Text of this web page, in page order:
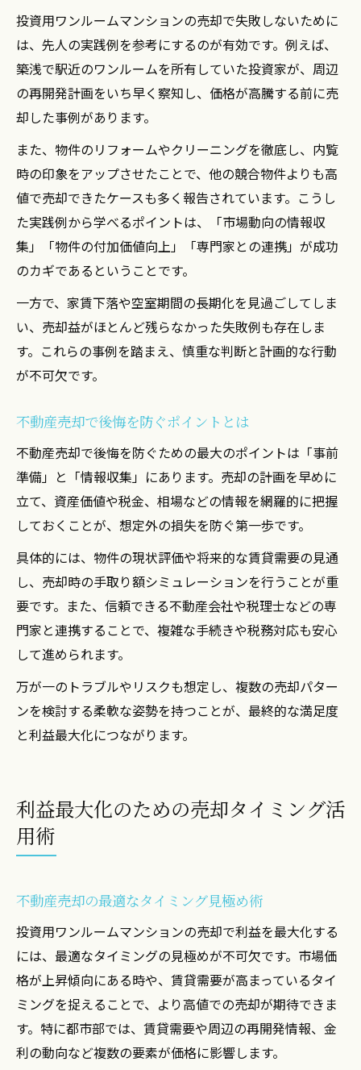
投資用ワンルームマンションの売却で失敗しないために
は、先人の実践例を参考にするのが有効です。例えば、
築浅で駅近のワンルームを所有していた投資家が、周辺
の再開発計画をいち早く察知し、価格が高騰する前に売
却した事例があります。
また、物件のリフォームやクリーニングを徹底し、内覧
時の印象をアップさせたことで、他の競合物件よりも高
値で売却できたケースも多く報告されています。こうし
た実践例から学べるポイントは、「市場動向の情報収
集」「物件の付加価値向上」「専門家との連携」が成功
のカギであるということです。
一方で、家賃下落や空室期間の長期化を見過ごしてしま
い、売却益がほとんど残らなかった失敗例も存在しま
す。これらの事例を踏まえ、慎重な判断と計画的な行動
が不可欠です。
不動産売却で後悔を防ぐポイントとは
不動産売却で後悔を防ぐための最大のポイントは「事前
準備」と「情報収集」にあります。売却の計画を早めに
立て、資産価値や税金、相場などの情報を網羅的に把握
しておくことが、想定外の損失を防ぐ第一歩です。
具体的には、物件の現状評価や将来的な賃貸需要の見通
し、売却時の手取り額シミュレーションを行うことが重
要です。また、信頼できる不動産会社や税理士などの専
門家と連携することで、複雑な手続きや税務対応も安心
して進められます。
万が一のトラブルやリスクも想定し、複数の売却パター
ンを検討する柔軟な姿勢を持つことが、最終的な満足度
と利益最大化につながります。
利益最大化のための売却タイミング活
用術
不動産売却の最適なタイミング見極め術
投資用ワンルームマンションの売却で利益を最大化する
には、最適なタイミングの見極めが不可欠です。市場価
格が上昇傾向にある時や、賃貸需要が高まっているタイ
ミングを捉えることで、より高値での売却が期待できま
す。特に都市部では、賃貸需要や周辺の再開発情報、金
利の動向など複数の要素が価格に影響します。